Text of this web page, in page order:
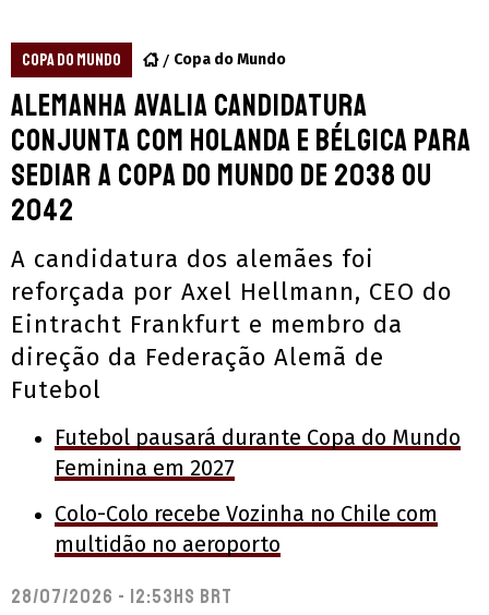
COPA DO MUNDO Copa do Mundo
Alemanha avalia candidatura
conjunta com Holanda e Bélgica para
sediar a Copa do Mundo de 2038 ou
2042
A candidatura dos alemães foi
reforçada por Axel Hellmann, CEO do
Eintracht Frankfurt e membro da
direção da Federação Alemã de
Futebol
Futebol pausará durante Copa do Mundo
Feminina em 2027
Colo-Colo recebe Vozinha no Chile com
multidão no aeroporto
28/07/2026 - 12:53hs BRT